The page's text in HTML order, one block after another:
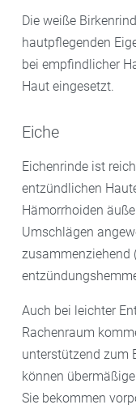
Die weiße
hautpflegenden
bei empfindlicher
Haut eingesetzt.
Eiche
Eichenrinde ist
entzündlichen
Hämorrhoiden
Umschlägen
zusammenziehend
Auch bei leichter
Rachenraum
unterstützend zum
können
Sie bekommen